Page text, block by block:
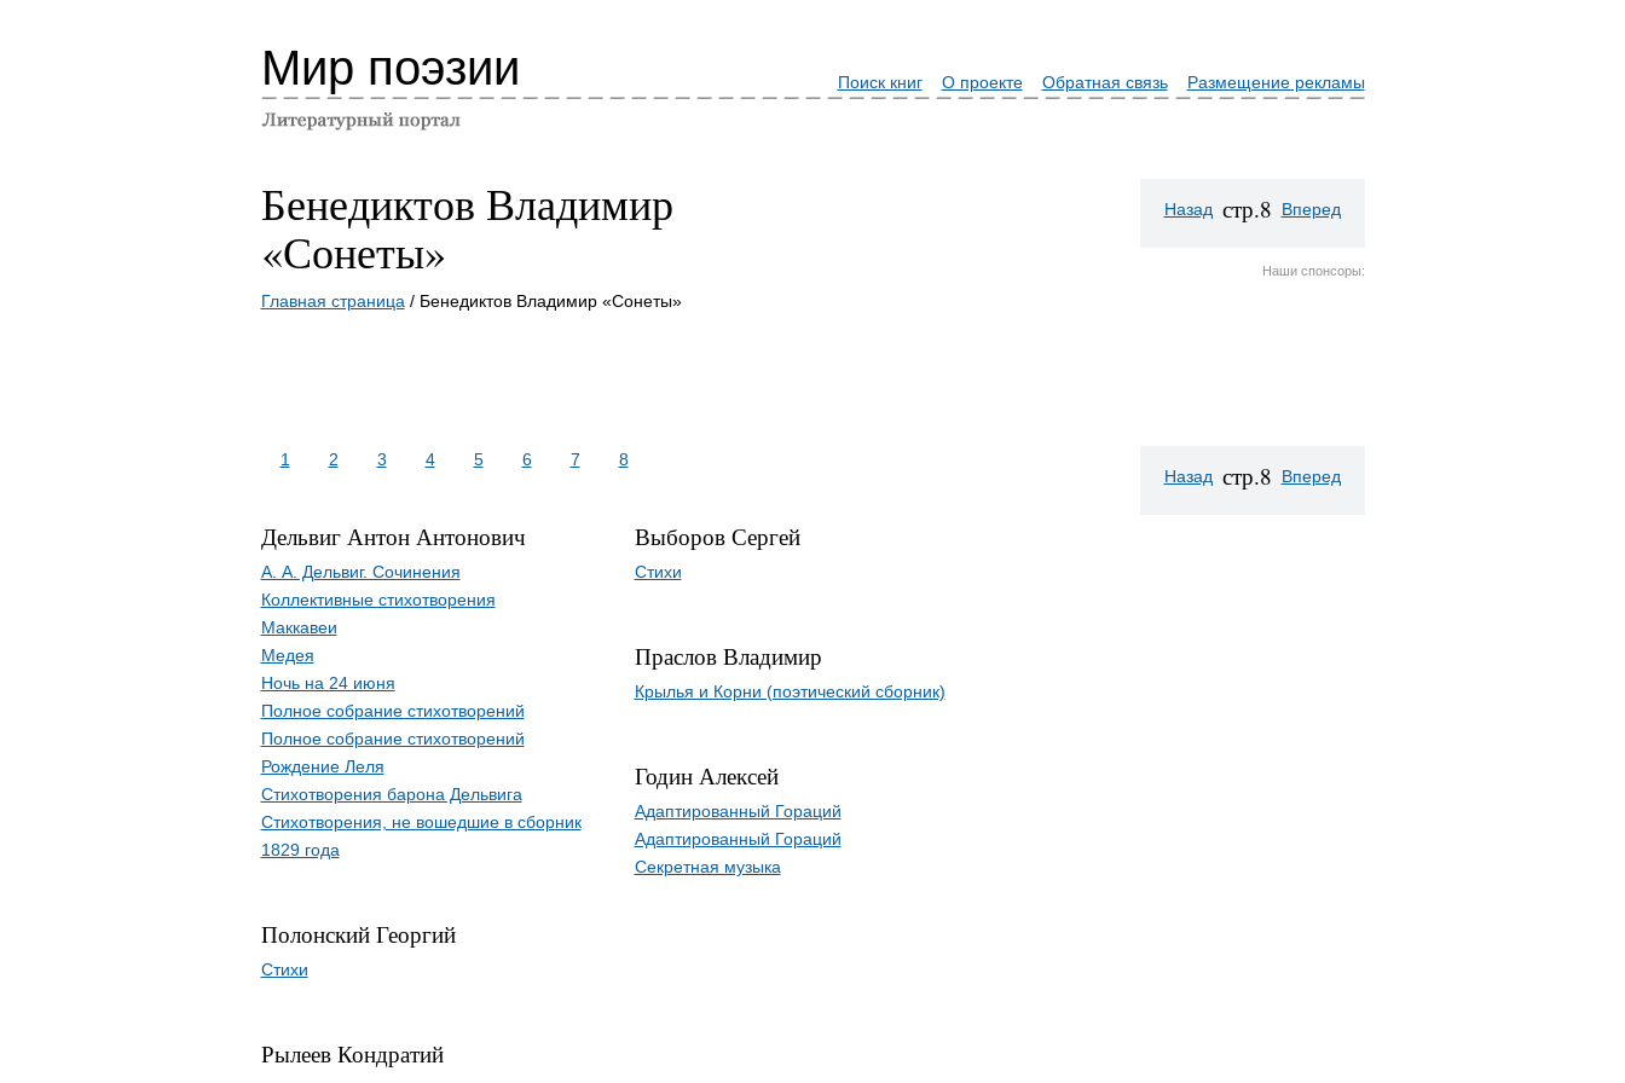
Мир поэзии Поиск книг О проекте Обратная связь Размещение рекламы
Бенедиктов Владимир
«Сонеты»
Главная страница / Бенедиктов Владимир «Сонеты»
Назад стр.8 Вперед
Наши спонсоры:
1 2 3 4 5 6 7 8
Дельвиг Антон Антонович
А. А. Дельвиг. Сочинения
Коллективные стихотворения
Маккавеи
Медея
Ночь на 24 июня
Полное собрание стихотворений
Полное собрание стихотворений
Рождение Леля
Стихотворения барона Дельвига
Стихотворения, не вошедшие в сборник
1829 года
Полонский Георгий
Стихи
Рылеев Кондратий
Выборов Сергей
Стихи
Праслов Владимир
Крылья и Корни (поэтический сборник)
Годин Алексей
Адаптированный Гораций
Адаптированный Гораций
Секретная музыка
Назад стр.8 Вперед